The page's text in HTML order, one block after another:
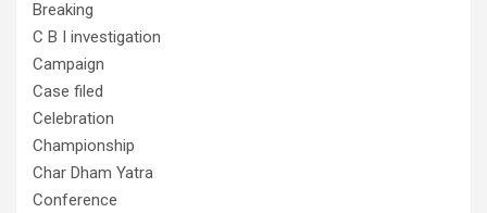
Breaking
C B I investigation
Campaign
Case filed
Celebration
Championship
Char Dham Yatra
Conference